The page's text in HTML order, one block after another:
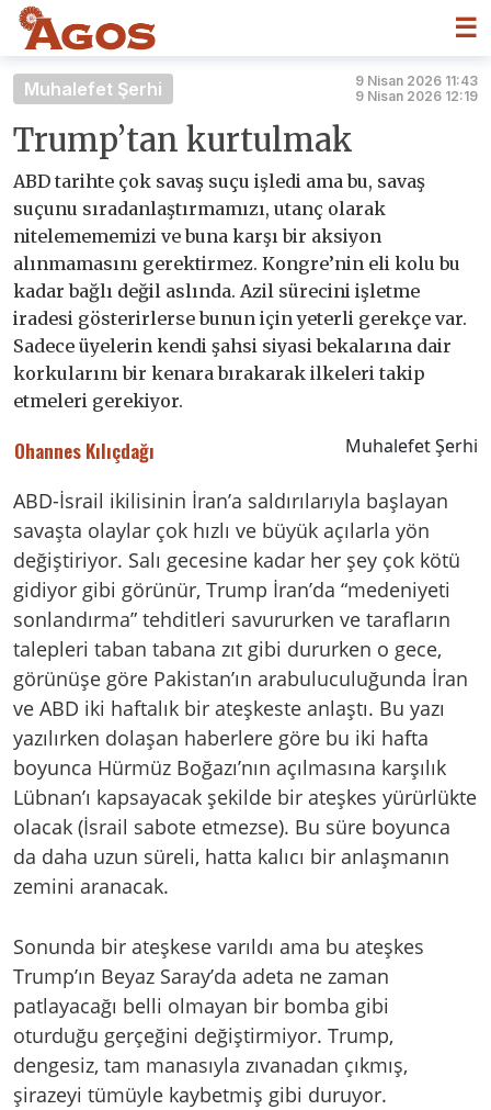
☰
Muhalefet Şerhi
9 Nisan 2026 11:43
9 Nisan 2026 12:19
Trump’tan kurtulmak
ABD tarihte çok savaş suçu işledi ama bu, savaş
suçunu sıradanlaştırmamızı, utanç olarak
nitelemememizi ve buna karşı bir aksiyon
alınmamasını gerektirmez. Kongre’nin eli kolu bu
kadar bağlı değil aslında. Azil sürecini işletme
iradesi gösterirlerse bunun için yeterli gerekçe var.
Sadece üyelerin kendi şahsi siyasi bekalarına dair
korkularını bir kenara bırakarak ilkeleri takip
etmeleri gerekiyor.
Ohannes Kılıçdağı Muhalefet Şerhi
ABD-İsrail ikilisinin İran’a saldırılarıyla başlayan
savaşta olaylar çok hızlı ve büyük açılarla yön
değiştiriyor. Salı gecesine kadar her şey çok kötü
gidiyor gibi görünür, Trump İran’da “medeniyeti
sonlandırma” tehditleri savururken ve tarafların
talepleri taban tabana zıt gibi dururken o gece,
görünüşe göre Pakistan’ın arabuluculuğunda İran
ve ABD iki haftalık bir ateşkeste anlaştı. Bu yazı
yazılırken dolaşan haberlere göre bu iki hafta
boyunca Hürmüz Boğazı’nın açılmasına karşılık
Lübnan’ı kapsayacak şekilde bir ateşkes yürürlükte
olacak (İsrail sabote etmezse). Bu süre boyunca
da daha uzun süreli, hatta kalıcı bir anlaşmanın
zemini aranacak.
Sonunda bir ateşkese varıldı ama bu ateşkes
Trump’ın Beyaz Saray’da adeta ne zaman
patlayacağı belli olmayan bir bomba gibi
oturduğu gerçeğini değiştirmiyor. Trump,
dengesiz, tam manasıyla zıvanadan çıkmış,
şirazeyi tümüyle kaybetmiş gibi duruyor.